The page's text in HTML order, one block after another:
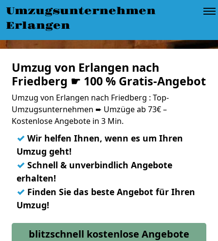
Umzugsunternehmen
Erlangen
Umzug von Erlangen nach
Friedberg ☛ 100 % Gratis-Angebot
Umzug von Erlangen nach Friedberg : Top-
Umzugsunternehmen ➨ Umzüge ab 73€ –
Kostenlose Angebote in 3 Min.
✓ Wir helfen Ihnen, wenn es um Ihren
Umzug geht!
✓ Schnell & unverbindlich Angebote
erhalten!
✓ Finden Sie das beste Angebot für Ihren
Umzug!
blitzschnell kostenlose Angebote